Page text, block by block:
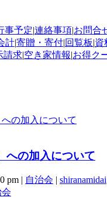
事予定|連絡事項|お問合
計|寄贈・寄付|回覧板|資
請求|空き家情報|お得ク
への加入について
pm | 自治会 | shiranamidai
会